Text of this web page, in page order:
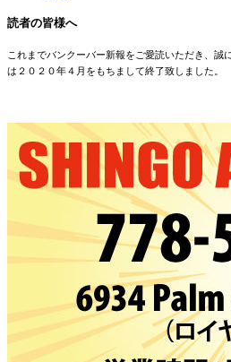
読者の皆様へ
これまでバンクーバー新報をご愛読いただき、誠
は２０２０年４月をもちまして終了致しました。